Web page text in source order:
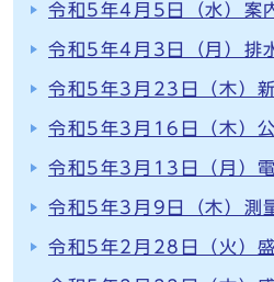
令和5年4月5日（水）案
令和5年4月3日（月）排
令和5年3月23日（木）
令和5年3月16日（木）
令和5年3月13日（月）
令和5年3月9日（木）測
令和5年2月28日（火）